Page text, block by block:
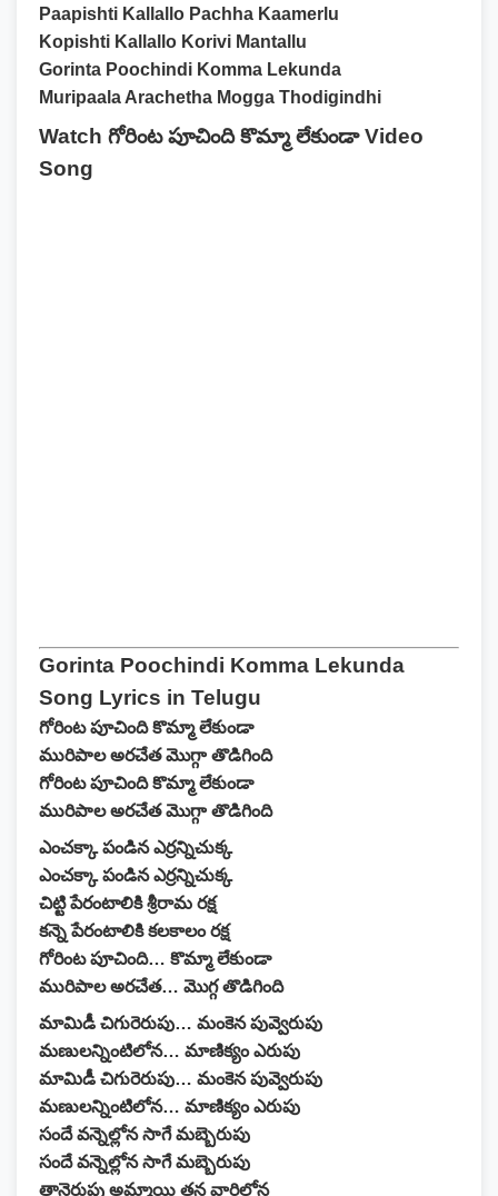
Paapishti Kallallo Pachha Kaamerlu
Kopishti Kallallo Korivi Mantallu
Gorinta Poochindi Komma Lekunda
Muripaala Arachetha Mogga Thodigindhi
Watch గోరింట పూచింది కొమ్మా లేకుండా Video
Song
Gorinta Poochindi Komma Lekunda
Song Lyrics in Telugu
గోరింట పూచింది కొమ్మా లేకుండా
మురిపాల అరచేత మొగ్గా తొడిగింది
గోరింట పూచింది కొమ్మా లేకుండా
మురిపాల అరచేత మొగ్గా తొడిగింది
ఎంచక్కా పండిన ఎర్రన్నిచుక్క
ఎంచక్కా పండిన ఎర్రన్నిచుక్క
చిట్టి పేరంటాలికి శ్రీరామ రక్ష
కన్నె పేరంటాలికి కలకాలం రక్ష
గోరింట పూచింది… కొమ్మా లేకుండా
మురిపాల అరచేత… మొగ్గ తొడిగింది
మామిడీ చిగురెరుపు… మంకెన పువ్వెరుపు
మణులన్నింటిలోన… మాణిక్యం ఎరుపు
మామిడీ చిగురెరుపు… మంకెన పువ్వెరుపు
మణులన్నింటిలోన… మాణిక్యం ఎరుపు
సందే వన్నెల్లోన సాగే మబ్బెరుపు
సందే వన్నెల్లోన సాగే మబ్బెరుపు
తానెరుపు అమ్మాయి తన వారిలోన